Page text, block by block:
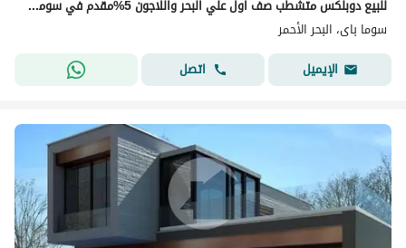
للبيع دوبلكس متشطب صف اول علي البحر واللاجون 5%مقدم في سوما باي
سوما باى، البحر الأحمر
الإيميل
اتصل